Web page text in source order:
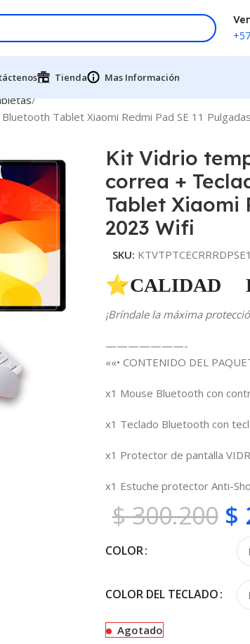
Tienda Mas Información
Tablet Xiaomi Redmi Pad SE 11
Kit Vidrio
correa +
Tablet Xiaomi
2023 Wifi
SKU:
⭐CALIDAD
¡Bríndale la máxima
———————-
««• CONTENIDO DEL
x1 Mouse Bluetooth con
x1 Teclado Bluetooth con
x1 Protector de pantalla
x1 Estuche protector Anti-
$300.200 $
COLOR
COLOR DEL TECLADO
Agotado